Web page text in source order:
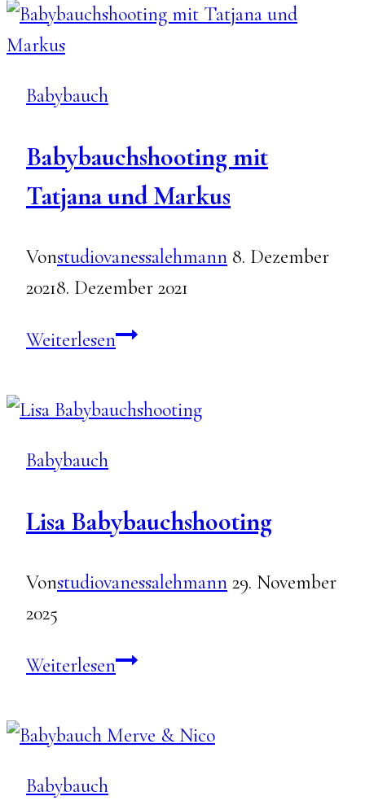
Babybauch
Babybauchshooting mit
Tatjana und Markus
Vonstudiovanessalehmann 8. Dezember
20218. Dezember 2021
WeiterlesenBabybauchshooting
Tatjana
Babybauch
Lisa Babybauchshooting
Vonstudiovanessalehmann 29. November
2025
WeiterlesenLisa
Babybauch